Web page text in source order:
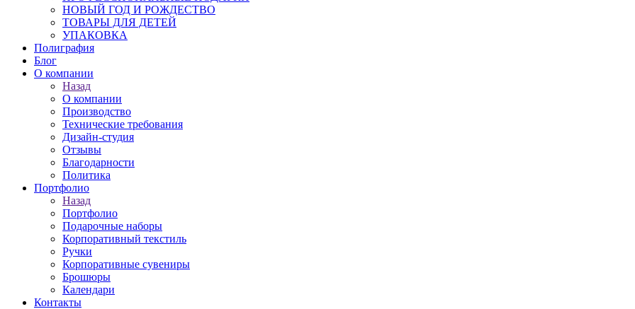
НОВЫЙ ГОД И РОЖДЕСТВО
ТОВАРЫ ДЛЯ ДЕТЕЙ
УПАКОВКА
Полиграфия
Блог
О компании
Назад
О компании
Производство
Технические требования
Дизайн-студия
Отзывы
Благодарности
Политика
Портфолио
Назад
Портфолио
Подарочные наборы
Корпоративный текстиль
Ручки
Корпоративные сувениры
Брошюры
Календари
Контакты